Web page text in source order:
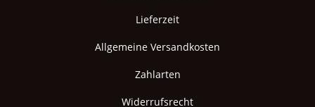
Lieferzeit
Allgemeine Versandkosten
Zahlarten
Widerrufsrecht